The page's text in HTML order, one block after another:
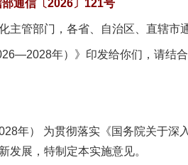
通信〔2026〕121号
管部门，各省、自治区、直辖市
年）》印发给你们，请结合
） 为贯彻落实《国务院关于深入
发展，特制定本实施意见。